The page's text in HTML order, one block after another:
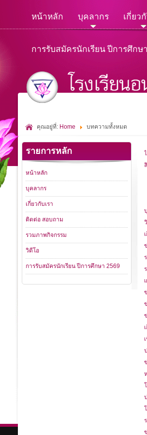
หน้าหลัก บุคลากร เกี่ยว
การรับสมัครนักเรียน ปีการศึกษา
คุณอยู่ที่: Home บทความทั้งหมด
รายการหลัก
หน้าหลัก
บุคลากร
เกี่ยวกับเรา
ติดต่อ สอบถาม
รวมภาพกิจกรรม
วิดีโอ
การรับสมัครนักเรียน ปีการศึกษา 2569